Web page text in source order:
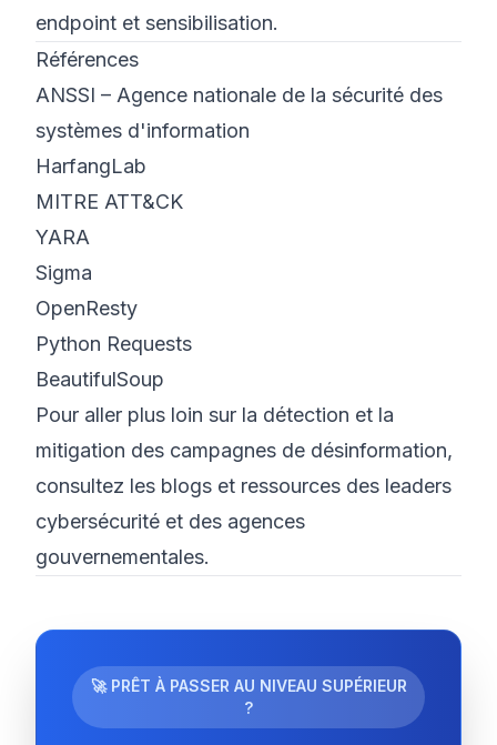
endpoint et sensibilisation.
Références
ANSSI – Agence nationale de la sécurité des
systèmes d'information
HarfangLab
MITRE ATT&CK
YARA
Sigma
OpenResty
Python Requests
BeautifulSoup
Pour aller plus loin sur la détection et la
mitigation des campagnes de désinformation,
consultez les blogs et ressources des leaders
cybersécurité et des agences
gouvernementales.
🚀 PRÊT À PASSER AU NIVEAU SUPÉRIEUR
?